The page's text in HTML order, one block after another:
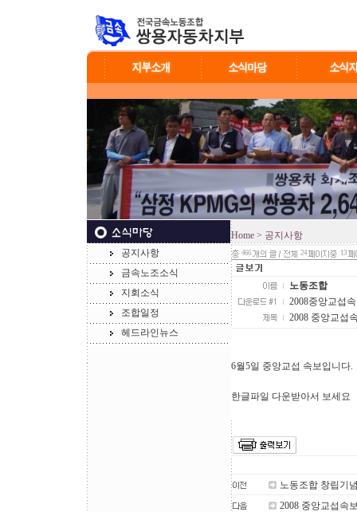
공지사항
금속노조소식
지회소식
조합일정
헤드라인뉴스
Home > 공지사항
466 24 13
노동조합
2008중앙교섭
2008 중앙교섭
6월5일 중앙교섭 속보입니다.
한글파일 다운받아서 보세요
노동조합 창립기
2008 중앙교섭속